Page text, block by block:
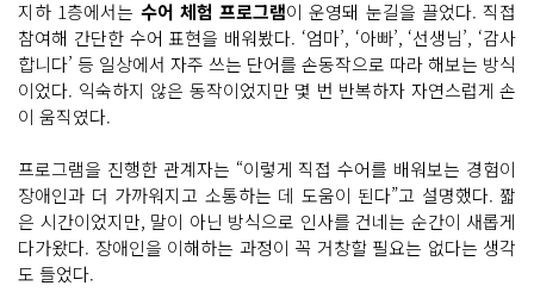
지하 1층에서는 수어 체험 프로그램이 운영돼 눈길을 끌었다. 직접
참여해 간단한 수어 표현을 배워봤다. ‘엄마’, ‘아빠’, ‘선생님’, ‘감사
합니다’ 등 일상에서 자주 쓰는 단어를 손동작으로 따라 해보는 방식
이었다. 익숙하지 않은 동작이었지만 몇 번 반복하자 자연스럽게 손
이 움직였다.
프로그램을 진행한 관계자는 “이렇게 직접 수어를 배워보는 경험이
장애인과 더 가까워지고 소통하는 데 도움이 된다”고 설명했다. 짧
은 시간이었지만, 말이 아닌 방식으로 인사를 건네는 순간이 새롭게
다가왔다. 장애인을 이해하는 과정이 꼭 거창할 필요는 없다는 생각
도 들었다.